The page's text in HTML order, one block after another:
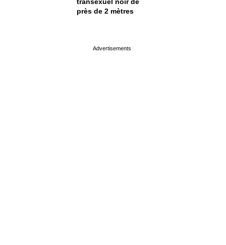
près de 2 mètres